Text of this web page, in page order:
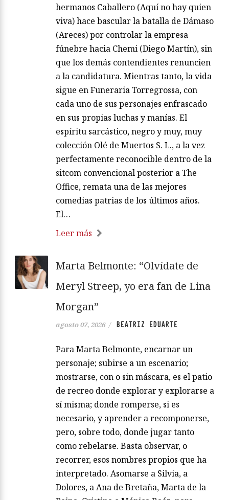
hermanos Caballero (Aquí no hay quien
viva) hace bascular la batalla de Dámaso
(Areces) por controlar la empresa
fúnebre hacia Chemi (Diego Martín), sin
que los demás contendientes renuncien
a la candidatura. Mientras tanto, la vida
sigue en Funeraria Torregrossa, con
cada uno de sus personajes enfrascado
en sus propias luchas y manías. El
espíritu sarcástico, negro y muy, muy
colección Olé de Muertos S. L., a la vez
perfectamente reconocible dentro de la
sitcom convencional posterior a The
Office, remata una de las mejores
comedias patrias de los últimos años.
El…
Leer más
Marta Belmonte: “Olvídate de
Meryl Streep, yo era fan de Lina
Morgan”
agosto 07, 2026 / BEATRIZ EDUARTE
Para Marta Belmonte, encarnar un
personaje; subirse a un escenario;
mostrarse, con o sin máscara, es el patio
de recreo donde explorar y explorarse a
sí misma; donde romperse, si es
necesario, y aprender a recomponerse,
pero, sobre todo, donde jugar tanto
como rebelarse. Basta observar, o
recorrer, esos nombres propios que ha
interpretado. Asomarse a Silvia, a
Dolores, a Ana de Bretaña, Marta de la